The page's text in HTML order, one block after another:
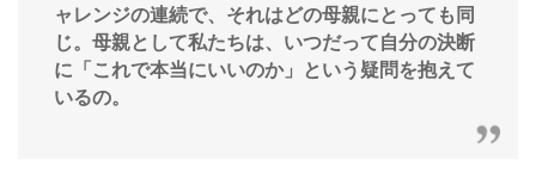
ャレンジの連続で、それはどの母親にとっても同
じ。母親として私たちは、いつだって自分の決断
に「これで本当にいいのか」という疑問を抱えて
いるの。